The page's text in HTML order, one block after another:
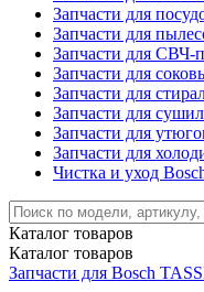
Запчасти для
Запчасти для
Запчасти для СВЧ-
Запчасти для
Запчасти для
Запчасти для
Запчасти для
Запчасти для
Чистка и уход
Каталог товаров
Каталог товаров
Запчасти для Bosch